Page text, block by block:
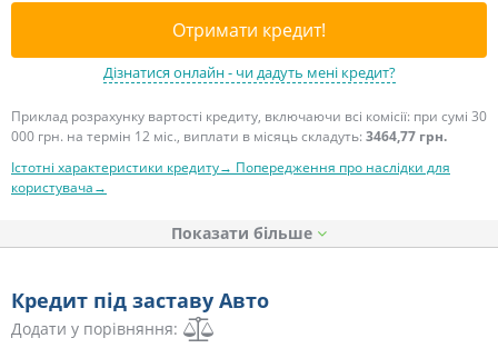
Отримати кредит!
Дізнатися онлайн - чи дадуть мені кредит?
Приклад розрахунку вартості кредиту, включаючи всі комісії: при сумі 30
000 грн. на термін 12 міс., виплати в місяць складуть: 3464,77 грн.
Істотні характеристики кредиту→ Попередження про наслідки для
користувача→
Показати
Кредит під заставу Авто
Додати у порівняння: